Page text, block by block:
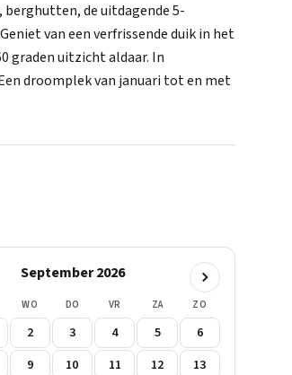
de uitdagende 5-
van een verfrissende duik in het
graden uitzicht aldaar. In
droomplek van januari tot en met
September 2026
WO DO VR ZA ZO
2 3 4 5
6
9 10 11 12
13